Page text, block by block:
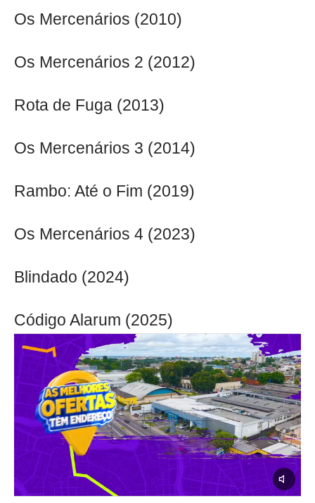
Os Mercenários (2010)
Os Mercenários 2 (2012)
Rota de Fuga (2013)
Os Mercenários 3 (2014)
Rambo: Até o Fim (2019)
Os Mercenários 4 (2023)
Blindado (2024)
Código Alarum (2025)